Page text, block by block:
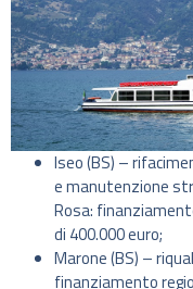
Iseo (BS) –
e manutenzione
Rosa:
di 400.000 euro;
Marone (BS) –
finanziamento